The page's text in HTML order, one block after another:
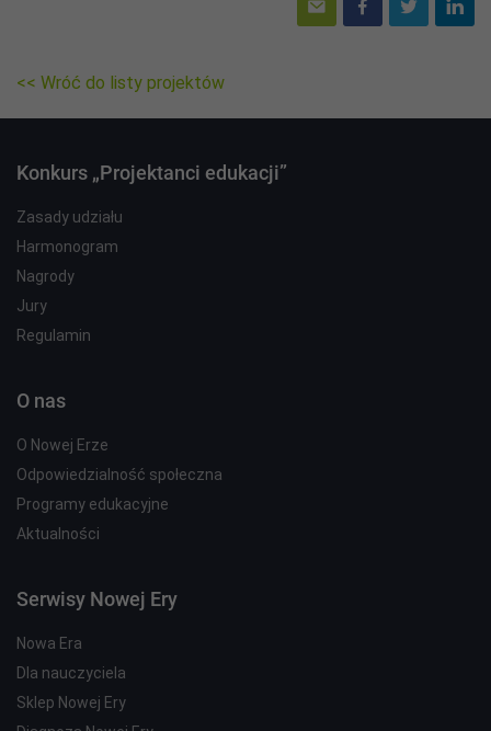
<< Wróć do listy projektów
Konkurs „Projektanci edukacji”
Zasady udziału
Harmonogram
Nagrody
Jury
Regulamin
O nas
O Nowej Erze
Odpowiedzialność społeczna
Programy edukacyjne
Aktualności
Serwisy Nowej Ery
Nowa Era
Dla nauczyciela
Sklep Nowej Ery